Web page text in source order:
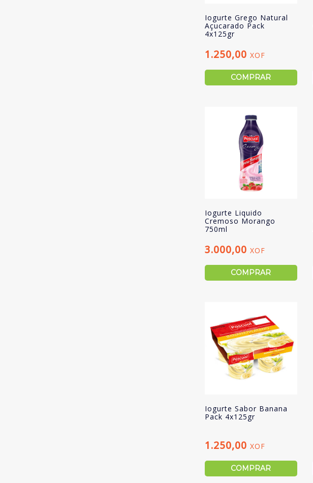
Iogurte Grego Natural
Açucarado Pack
4x125gr
1.250,00 XOF
COMPRAR
Iogurte Liquido
Cremoso Morango
750ml
3.000,00 XOF
COMPRAR
Iogurte Sabor Banana
Pack 4x125gr
1.250,00 XOF
COMPRAR